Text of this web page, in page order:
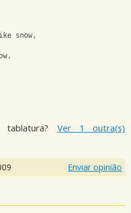
snow,
Ver 1 outra(s)
Enviar opinião